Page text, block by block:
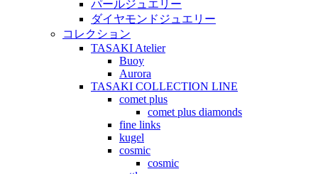
パールジュエリー
ダイヤモンドジュエリー
コレクション
TASAKI Atelier
Buoy
Aurora
TASAKI COLLECTION LINE
comet plus
comet plus diamonds
fine links
kugel
cosmic
cosmic